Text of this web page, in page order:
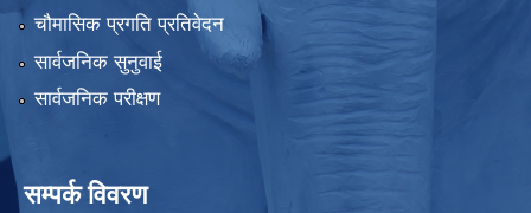
चौमासिक प्रगति प्रतिवेदन
सार्वजनिक सुनुवाई
सार्वजनिक परीक्षण
सम्पर्क विवरण